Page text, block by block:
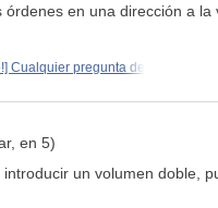
en una dirección a
Cualquier pregunta de
en 5)
un volumen doble,